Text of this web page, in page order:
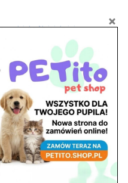
Najpiękniejsze
Sklep Zoologiczny
Twojego Pupila | ZooNemo
w Zoonemo – Informacja o